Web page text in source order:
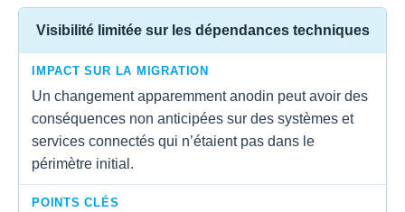
Visibilité limitée sur les dépendances techniques
IMPACT SUR LA MIGRATION
Un changement apparemment anodin peut avoir des
conséquences non anticipées sur des systèmes et
services connectés qui n’étaient pas dans le
périmètre initial.
POINTS CLÉS